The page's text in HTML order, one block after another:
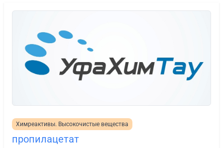
Химреактивы. Высокочистые вещества
пропилацетат